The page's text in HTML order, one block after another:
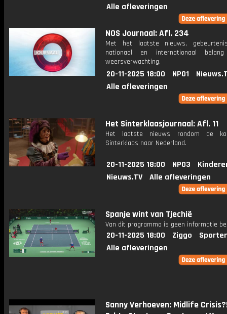
Alle afleveringen
NOS Journaal: Afl. 234
Met het laatste nieuws,
nationaal en internationaal
weersverwachting.
20-11-2025 18:00 NPO1
Alle afleveringen
Het Sinterklaasjournaal: Afl. 11
Het laatste nieuws rondom de
Sinterklaas naar Nederland.
20-11-2025 18:00 NPO3
Nieuws.TV
Alle afleveringen
Spanje wint van Tjechië
Van dit programma is geen informatie
20-11-2025 18:00 Ziggo
Alle afleveringen
Sanny Verhoeven: Midlife